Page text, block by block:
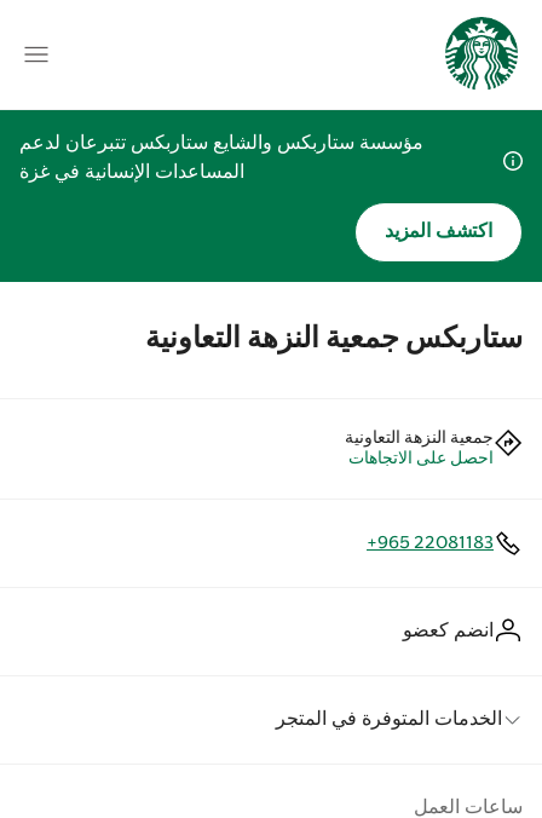
مؤسسة ستاربكس والشايع ستاربكس تتبرعان لدعم
المساعدات الإنسانية في غزة
اكتشف المزيد
ستاربكس جمعية النزهة التعاونية
جمعية النزهة التعاونية
احصل على الاتجاهات
+965 22081183
انضم كعضو
الخدمات المتوفرة في المتجر
ساعات العمل